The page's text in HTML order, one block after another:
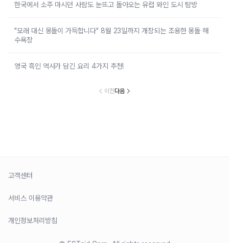
한국에서 소주 마시던 사람도 눈뜨고 돌아오는 유럽 와인 도시 탐방
"모래 대신 몽돌이 가득합니다" 8월 23일까지 개장되는 조용한 몽돌 해
수욕장
영국 흑인 역사가 담긴 요리 4가지 추천!
이전다음
고객센터
서비스 이용약관
개인정보처리방침